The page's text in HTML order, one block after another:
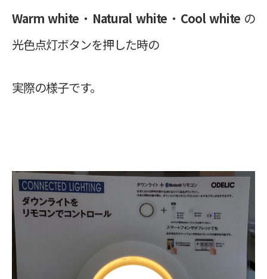
Warm white ・ Natural white・ Cool white の
光色点灯ボタンを押した時の
実際の様子です。